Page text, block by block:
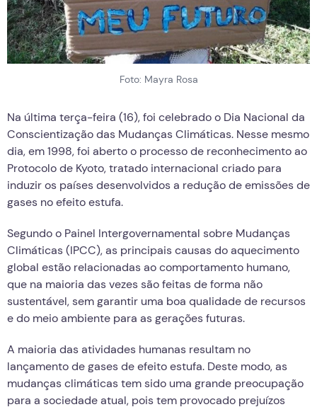
Foto: Mayra Rosa
Na última terça-feira (16), foi celebrado o Dia Nacional da
Conscientização das Mudanças Climáticas. Nesse mesmo
dia, em 1998, foi aberto o processo de reconhecimento ao
Protocolo de Kyoto, tratado internacional criado para
induzir os países desenvolvidos a redução de emissões de
gases no efeito estufa.
Segundo o Painel Intergovernamental sobre Mudanças
Climáticas (IPCC), as principais causas do aquecimento
global estão relacionadas ao comportamento humano,
que na maioria das vezes são feitas de forma não
sustentável, sem garantir uma boa qualidade de recursos
e do meio ambiente para as gerações futuras.
A maioria das atividades humanas resultam no
lançamento de gases de efeito estufa. Deste modo, as
mudanças climáticas tem sido uma grande preocupação
para a sociedade atual, pois tem provocado prejuízos